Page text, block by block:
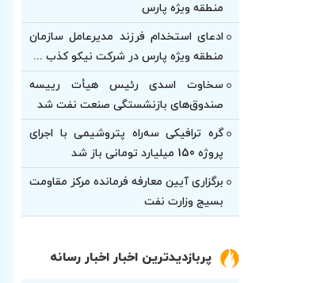
منطقه ویژه پارس
ادعای استخدام فرزند مدیرعامل سازمان
منطقه ویژه پارس در شرکت نیکو کذب ...
سخاوت اسدی رئیس هیأت‌ رییسه
صندوق‌های بازنشستگی صنعت نفت شد
گره ترافیکی سه‌راه پتروشیمی با اجرای
پروژه 150 میلیارد تومانی باز شد
برگزاری آیین معارفه فرمانده مرکز مقاومت
بسیج وزارت نفت
پربازدیدترین اخبار اخبار رسانه